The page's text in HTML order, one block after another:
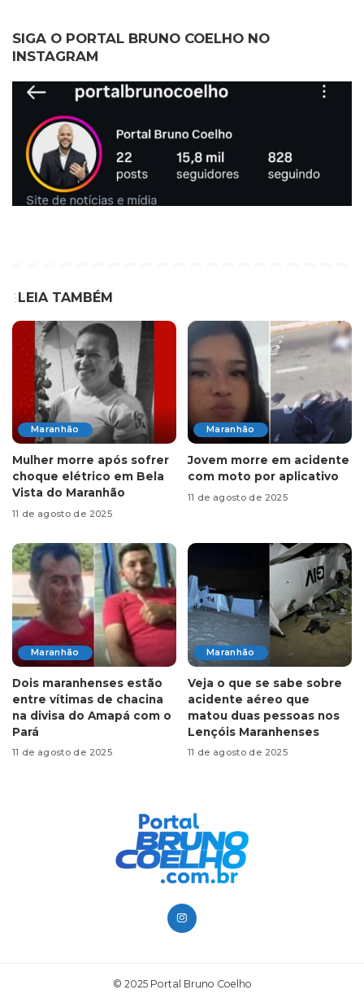
SIGA O PORTAL BRUNO COELHO NO
INSTAGRAM
LEIA TAMBÉM
Maranhão
Mulher morre após sofrer
choque elétrico em Bela
Vista do Maranhão
11 de agosto de 2025
Maranhão
Jovem morre em acidente
com moto por aplicativo
11 de agosto de 2025
Maranhão
Dois maranhenses estão
entre vítimas de chacina
na divisa do Amapá com o
Pará
11 de agosto de 2025
Maranhão
Veja o que se sabe sobre
acidente aéreo que
matou duas pessoas nos
Lençóis Maranhenses
11 de agosto de 2025
© 2025 Portal Bruno Coelho